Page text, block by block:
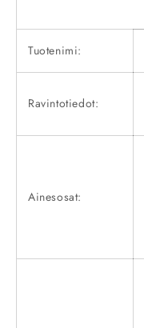
Tuotenimi:
Ravintotiedot:
Ainesosat: